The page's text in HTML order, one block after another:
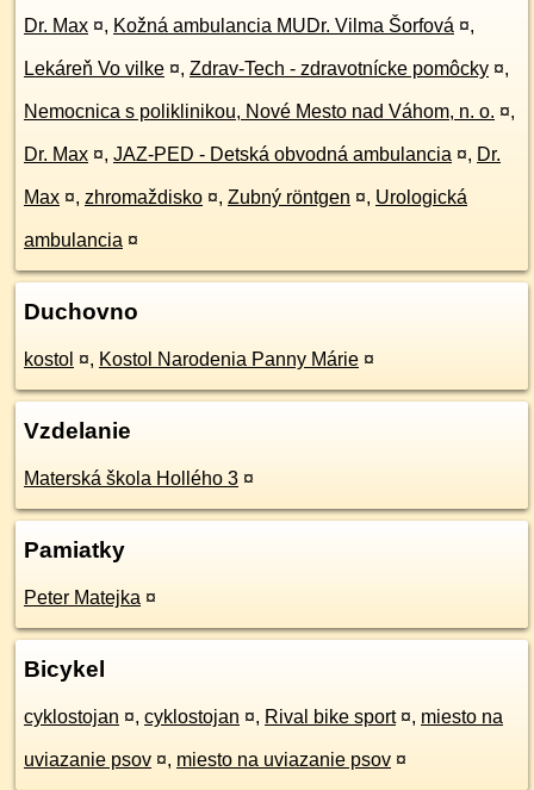
Dr. Max ¤, Kožná ambulancia MUDr. Vilma Šorfová ¤,
Lekáreň Vo vilke ¤, Zdrav-Tech - zdravotnícke pomôcky ¤,
Nemocnica s poliklinikou, Nové Mesto nad Váhom, n. o. ¤,
Dr. Max ¤, JAZ-PED - Detská obvodná ambulancia ¤, Dr.
Max ¤, zhromaždisko ¤, Zubný röntgen ¤, Urologická
ambulancia ¤
Duchovno
kostol ¤, Kostol Narodenia Panny Márie ¤
Vzdelanie
Materská škola Hollého 3 ¤
Pamiatky
Peter Matejka ¤
Bicykel
cyklostojan ¤, cyklostojan ¤, Rival bike sport ¤, miesto na
uviazanie psov ¤, miesto na uviazanie psov ¤